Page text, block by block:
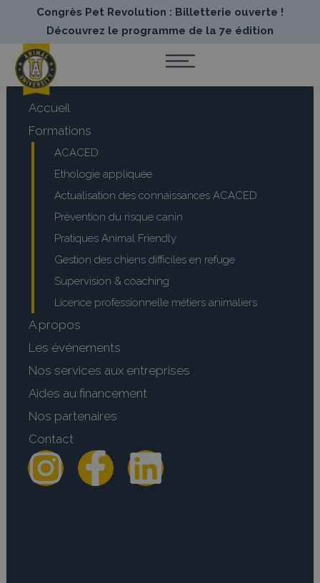
Congrès Pet Revolution : Billetterie ouverte !
Découvrez le programme de la 7e édition
Accueil
Formations
ACACED
Ethologie appliquée
Actualisation des connaissances ACACED
Prévention du risque canin
Pratiques Animal Friendly
Gestion des chiens difficiles en refuge
Supervision & coaching
Licence professionnelle métiers animaliers
A propos
Les événements
Nos services aux entreprises
Aides au financement
Nos partenaires
Contact